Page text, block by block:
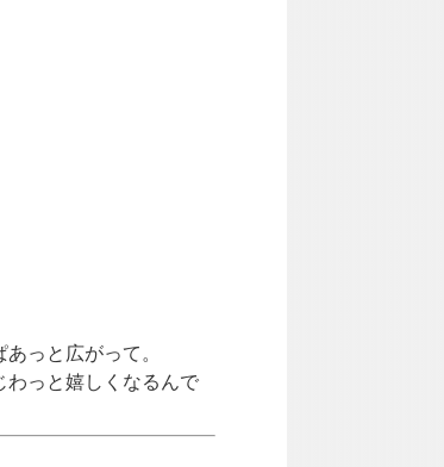
っと広がって。
わっと嬉しくなるんで